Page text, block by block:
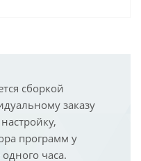
сборкой
заказу
программ у
часа.